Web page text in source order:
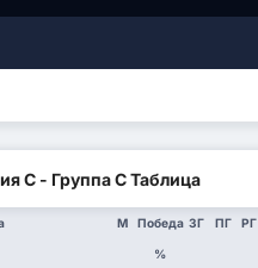
C - Группа C Таблица
М Победа
%
ЗГ ПГ РГ